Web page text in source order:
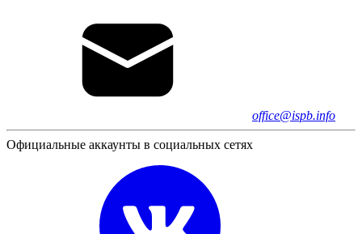
office@ispb.info
Официальные аккаунты в социальных сетях